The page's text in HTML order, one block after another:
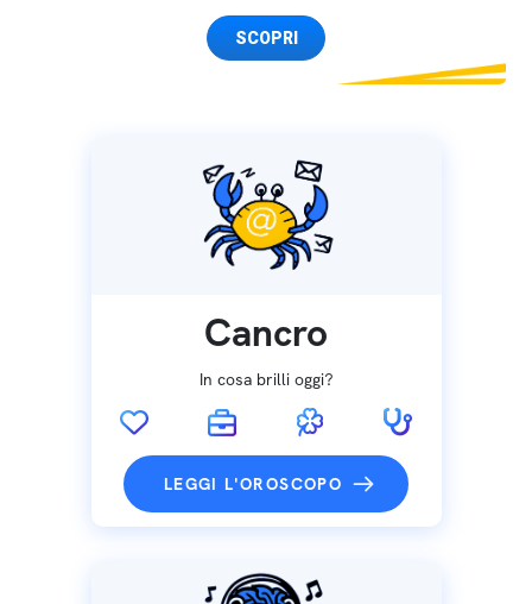
Spedizione SIM GRATISSCOPRI
Cancro
In cosa brilli oggi?
LEGGI L'OROSCOPO